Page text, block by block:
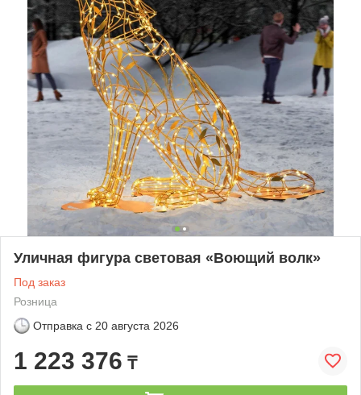
Уличная фигура световая «Воющий волк»
Под заказ
Розница
Отправка с 20 августа 2026
1 223 376 ₸